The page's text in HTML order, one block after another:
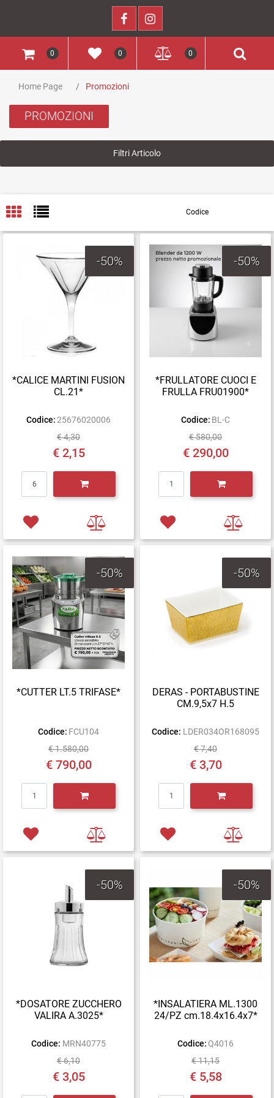
0 0 0
Home Page Promozioni
PROMOZIONI
Filtri Articolo
-50%
*CALICE MARTINI FUSION
CL.21*
Codice: 25676020006
€ 4,30
€ 2,15
-50%
*FRULLATORE CUOCI E
FRULLA FRU01900*
Codice: BL-C
€ 580,00
€ 290,00
-50%
*CUTTER LT.5 TRIFASE*
Codice: FCU104
€ 1.580,00
€ 790,00
-50%
DERAS - PORTABUSTINE
CM.9,5x7 H.5
Codice: LDER034OR168095
€ 7,40
€ 3,70
-50%
*DOSATORE ZUCCHERO
VALIRA A.3025*
Codice: MRN40775
€ 6,10
€ 3,05
-50%
*INSALATIERA ML.1300
24/PZ cm.18.4x16.4x7*
Codice: Q4016
€ 11,15
€ 5,58